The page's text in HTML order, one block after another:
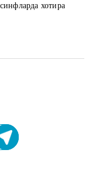
хотира